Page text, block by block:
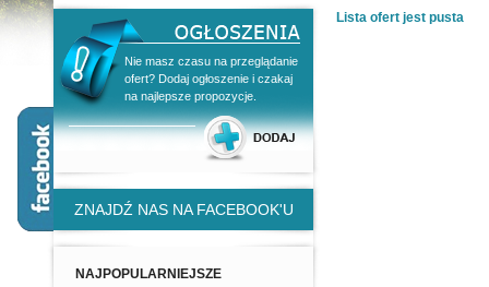
Nie masz czasu na przeglądanie
ofert? Dodaj ogłoszenie i czakaj
na najlepsze propozycje.
ZNAJDŹ NAS NA FACEBOOK'U
NAJPOPULARNIEJSZE
Lista ofert jest pusta